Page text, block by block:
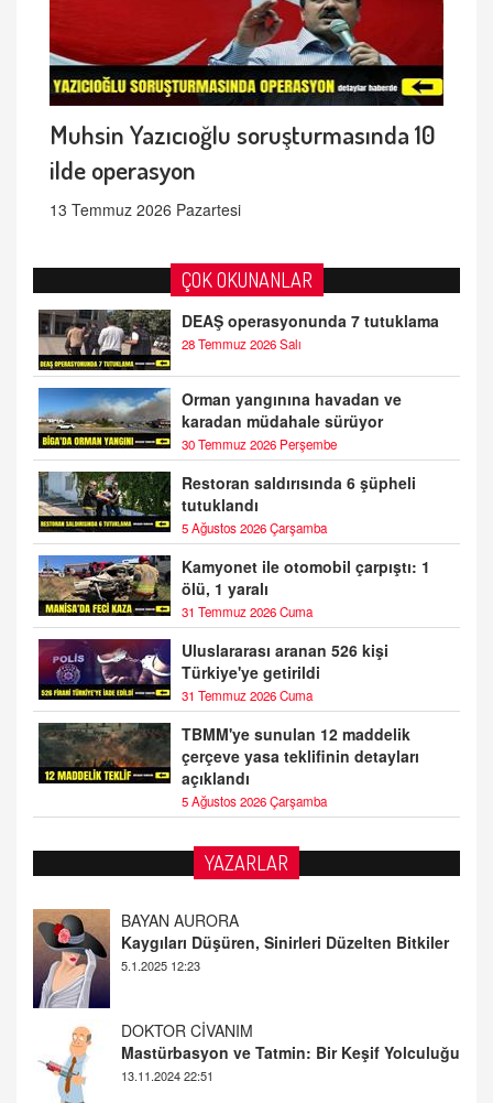
Muhsin Yazıcıoğlu soruşturmasında 10
ilde operasyon
13 Temmuz 2026 Pazartesi
ÇOK OKUNANLAR
DEAŞ operasyonunda 7 tutuklama
28 Temmuz 2026 Salı
Orman yangınına havadan ve
karadan müdahale sürüyor
30 Temmuz 2026 Perşembe
Restoran saldırısında 6 şüpheli
tutuklandı
5 Ağustos 2026 Çarşamba
Kamyonet ile otomobil çarpıştı: 1
ölü, 1 yaralı
31 Temmuz 2026 Cuma
Uluslararası aranan 526 kişi
Türkiye'ye getirildi
31 Temmuz 2026 Cuma
TBMM'ye sunulan 12 maddelik
çerçeve yasa teklifinin detayları
açıklandı
5 Ağustos 2026 Çarşamba
YAZARLAR
DOKTOR CİVANIM
Mastürbasyon ve Tatmin: Bir Keşif Yolculuğu
13.11.2024 22:51
ALİ EFENDİ
Adana At Yarışı Tahminleri | 21 Aralık
Cumartesi